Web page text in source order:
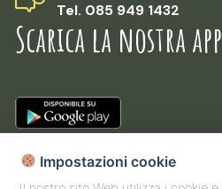
Tel. 085 949 1432
Scarica la nostra app
Impostazioni cookie